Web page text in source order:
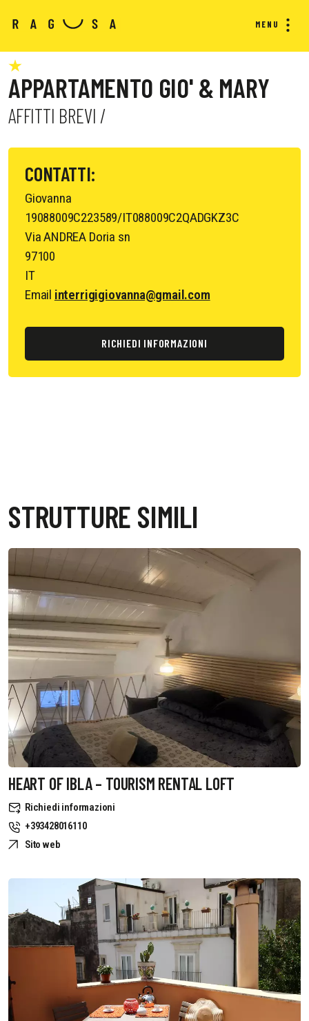
MENU
APPARTAMENTO GIO' & MARY
AFFITTI BREVI /
CONTATTI:
Giovanna
19088009C223589/IT088009C2QADGKZ3C
Via ANDREA Doria sn
97100
IT
Email interrigigiovanna@gmail.com
RICHIEDI INFORMAZIONI
STRUTTURE SIMILI
HEART OF IBLA – TOURISM RENTAL LOFT
Richiedi informazioni
+393428016110
Sito web